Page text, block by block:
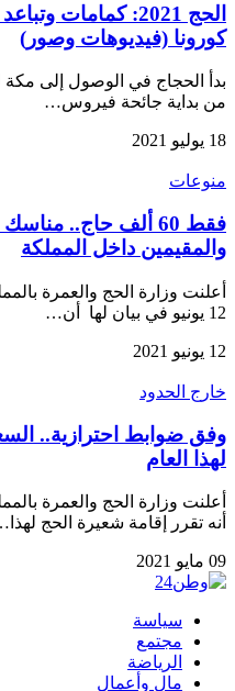
الحج 2021:
كورونا (فيديوهات وصور)
بدأ الحجاج في الوصول إلى
من بداية جائحة فيروس…
18 يوليو 2021
منوعات
والمقيمين داخل المملكة
أعلنت وزارة الحج والعمرة
12 يونيو في بيان لها أن…
12 يونيو 2021
خارج الحدود
وفق ضوابط احترازية..
لهذا العام
أعلنت وزارة الحج والعمرة
أنه تقرر إقامة شعيرة الحج
09 مايو 2021
سياسة
مجتمع
الرياضة
مال وأعمال